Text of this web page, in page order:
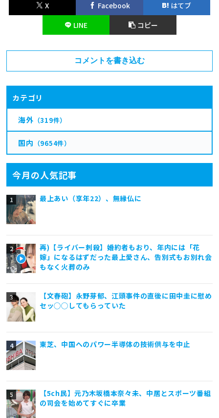
X Facebook
はてブ
LINE
コピー
コメントを書き込む
カテゴリ
海外 （319件）
国内 （9654件）
今月の人気記事
最上あい（享年22）、無縁仏に
再)【ライバー刺殺】婚約者もおり、年内には「花
嫁」になるはずだった最上愛さん、告別式もお別れ会
もなく火葬のみ
【文春砲】永野芽郁、江頭事件の直後に田中圭に慰め
セッ◯◯してもらっていた
東芝、中国へのパワー半導体の技術供与を中止
【5ch民】元乃木坂橋本奈々未、中居とスポーツ番組
の司会を始めてすぐに卒業